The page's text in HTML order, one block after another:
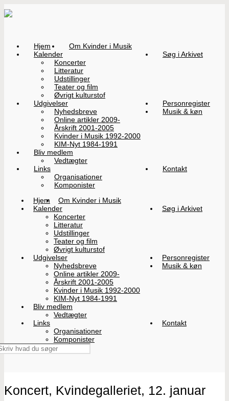
Hjem
Om Kvinder i Musik
Kalender
Koncerter
Litteratur
Udstillinger
Teater og film
Øvrigt kulturstof
Søg i Arkivet
Udgivelser
Nyhedsbreve
Online artikler 2009-
Årskrift 2001-2005
Kvinder i Musik 1992-2000
KIM-Nyt 1984-1991
Personregister
Musik & køn
Bliv medlem
Vedtægter
Links
Organisationer
Komponister
Kontakt
Hjem
Om Kvinder i Musik
Kalender
Koncerter
Litteratur
Udstillinger
Teater og film
Øvrigt kulturstof
Søg i Arkivet
Udgivelser
Nyhedsbreve
Online artikler 2009-
Årskrift 2001-2005
Kvinder i Musik 1992-2000
KIM-Nyt 1984-1991
Personregister
Musik & køn
Bliv medlem
Vedtægter
Links
Organisationer
Komponister
Kontakt
Koncert, Kvindegalleriet, 12. januar